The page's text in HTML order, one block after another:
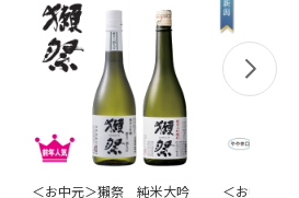
＜お中元＞獺祭 純米大吟
＜お中元＞